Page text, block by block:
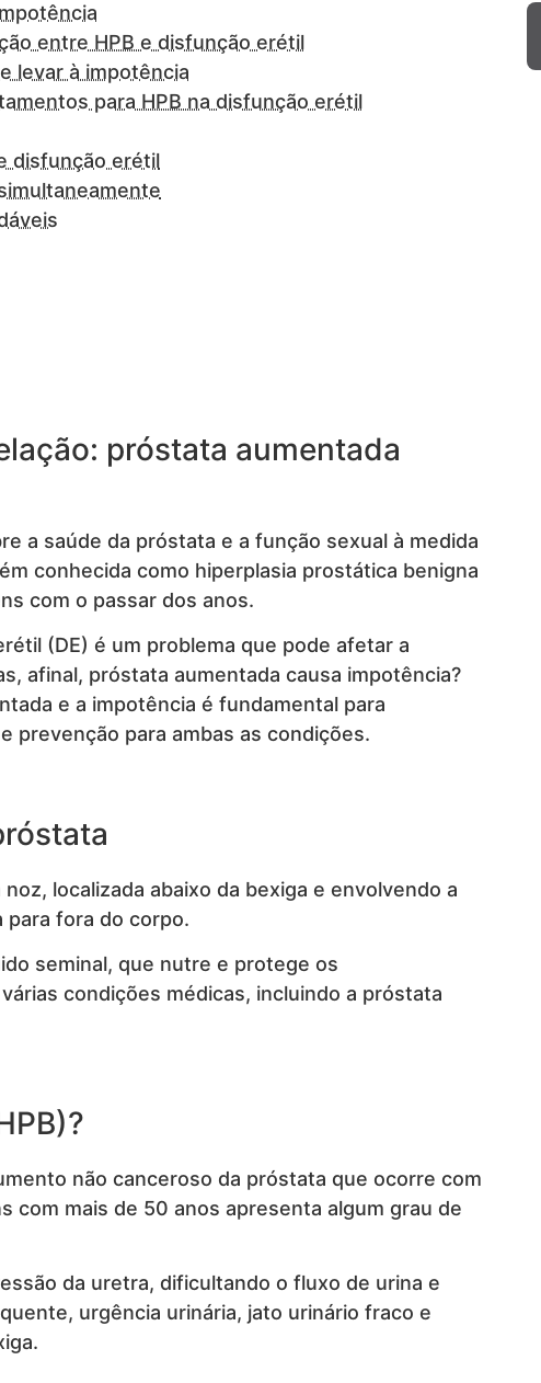
entre HPB e disfunção erétil
levar à impotência
para HPB na disfunção erétil
disfunção erétil
próstata aumentada
a saúde da próstata e a função sexual à medida
conhecida como hiperplasia prostática benigna
com o passar dos anos.
(DE) é um problema que pode afetar a
afinal, próstata aumentada causa impotência?
e a impotência é fundamental para
prevenção para ambas as condições.
localizada abaixo da bexiga e envolvendo a
fora do corpo.
seminal, que nutre e protege os
condições médicas, incluindo a próstata
não canceroso da próstata que ocorre com
com mais de 50 anos apresenta algum grau de
da uretra, dificultando o fluxo de urina e
urgência urinária, jato urinário fraco e